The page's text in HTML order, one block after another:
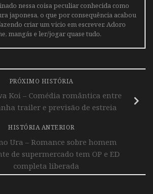
nessa coisa peculiar conhecida como
japonesa, o que por consequência acabou
criar um vicio em escrever. Adoro
mangás e ler/jogar quase tudo.
PRÓXIMO HISTÓRIA
Koi – Comédia romântica entre
trailer e previsão de estreia
HISTÓRIA ANTERIOR
Ura – Romance sobre homem
de supermercado tem OP e ED
completa liberada